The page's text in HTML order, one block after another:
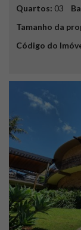
Quartos: 03
Tamanho da
Código do